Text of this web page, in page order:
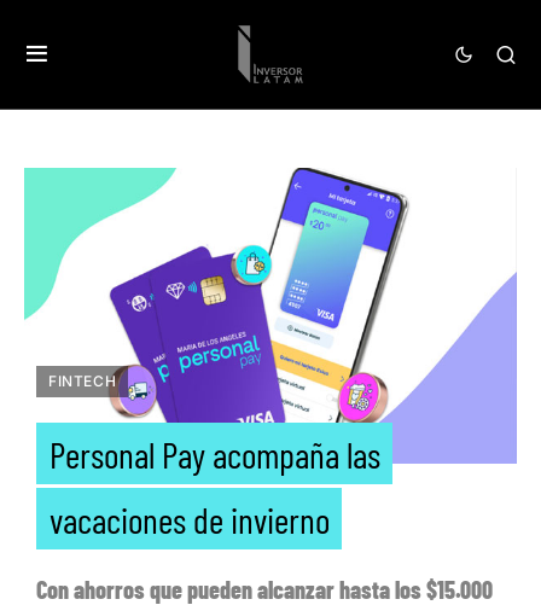
FINTECH
Personal Pay acompaña las
vacaciones de invierno
Con ahorros que pueden alcanzar hasta los $15.000